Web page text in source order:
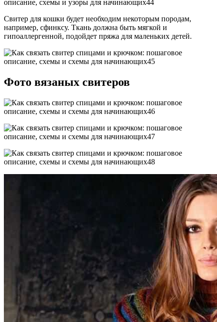
Свитер для кошки будет необходим некоторым породам,
например, сфинксу. Ткань должна быть мягкой и
гипоаллергенной, подойдет пряжа для маленьких детей.
Фото вязаных свитеров